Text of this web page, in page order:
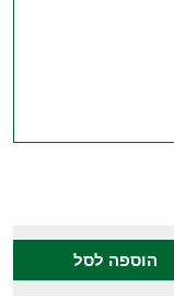
הוספה לסל